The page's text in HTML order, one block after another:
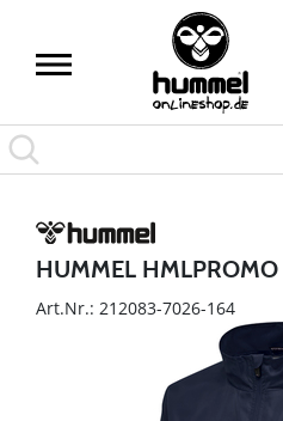
HUMMEL HMLPROMO
Art.Nr.: 212083-7026-164